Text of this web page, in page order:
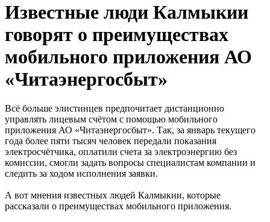
Известные люди Калмыкии
говорят о преимуществах
мобильного приложения АО
«Читаэнергосбыт»
Всё больше элистинцев предпочитает дистанционно
управлять лицевым счётом с помощью мобильного
приложения АО «Читаэнергосбыт». Так, за январь текущего
года более пяти тысяч человек передали показания
электросчётчика, оплатили счета за электроэнергию без
комиссии, смогли задать вопросы специалистам компании и
следить за ходом исполнения заявки.
А вот мнения известных людей Калмыкии, которые
рассказали о преимуществах мобильного приложения.